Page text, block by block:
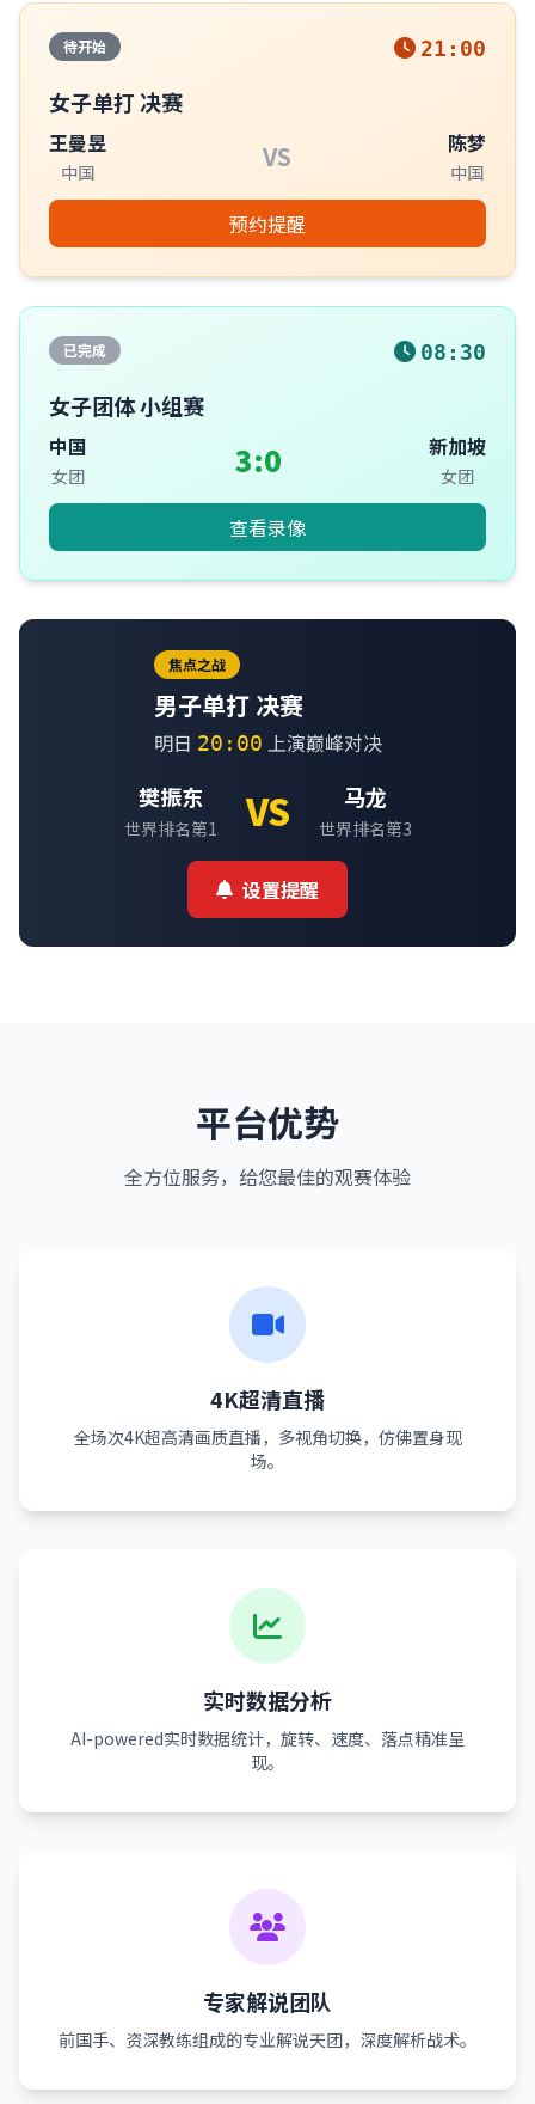
待开始 21:00
女子单打 决赛
王曼昱
中国 VS 陈梦
中国
预约提醒
已完成 08:30
女子团体 小组赛
中国
女团 3:0 新加坡
女团
查看录像
焦点之战
男子单打 决赛
明日 20:00 上演巅峰对决
樊振东
世界排名第1 VS 马龙
世界排名第3
设置提醒
平台优势
全方位服务，给您最佳的观赛体验
4K超清直播
全场次4K超高清画质直播，多视角切换，仿佛置身现
场。
实时数据分析
AI-powered实时数据统计，旋转、速度、落点精准呈
现。
专家解说团队
前国手、资深教练组成的专业解说天团，深度解析战术。